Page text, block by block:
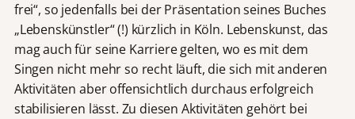
frei“, so jedenfalls bei der Präsentation seines Buches
„Lebenskünstler“ (!) kürzlich in Köln. Lebenskunst, das
mag auch für seine Karriere gelten, wo es mit dem
Singen nicht mehr so recht läuft, die sich mit anderen
Aktivitäten aber offensichtlich durchaus erfolgreich
stabilisieren lässt. Zu diesen Aktivitäten gehört bei